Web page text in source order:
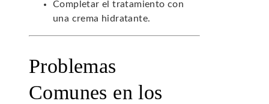
Completar el tratamiento con
una crema hidratante.
Problemas
Comunes en los